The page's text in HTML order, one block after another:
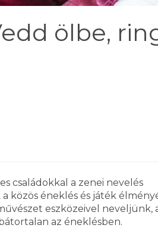
ölbe,
családokkal a zenei nevelés
közös éneklés és játék
eszközeivel neveljünk,
az éneklésben.